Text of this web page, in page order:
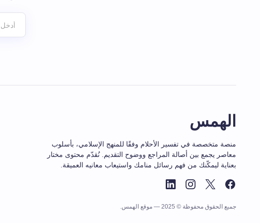
الهمس
منصة متخصصة في تفسير الأحلام وفقًا للمنهج الإسلامي، بأسلوب
معاصر يجمع بين أصالة المراجع ووضوح التقديم. نُقدّم محتوى مختار
بعناية ليمكّنك من فهم رسائل منامك واستيعاب معانيه العميقة.
جميع الحقوق محفوظة © 2025 — موقع الهمس.